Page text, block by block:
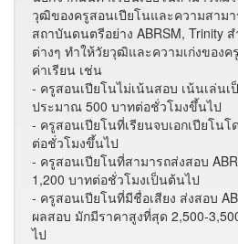
วุฒิของครูสอนเปียโนและความสาม
สถาบันดนตรีอย่าง ABRSM, Trinity
ต่างๆ ทำให้วัยวุฒิและความเก่งของ
ค่าเรียน เช่น
- ครูสอนเปียโนไม่เน้นสอบ เน้นเล่นเ
ประมาณ 500 บาทต่อชั่วโมงขึ้นไป
- ครูสอนเปียโนที่เรียนจบเอกเปียโน
ต่อชั่วโมงขึ้นไป
- ครูสอนเปียโนที่สามารถส่งสอบ
1,200 บาทต่อชั่วโมงเป็นต้นไป
- ครูสอนเปียโนที่มีชื่อเสียง ส่งสอบ
ผลสอบ มักมีราคาสูงที่สุด 2,500-
ไป